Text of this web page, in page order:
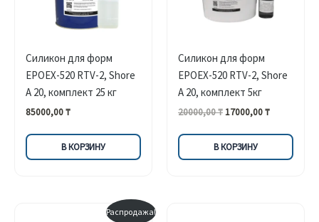
Силикон для форм
EPOEX-520 RTV-2, Shore
A 20, комплект 25 кг
85000,00₸
В КОРЗИНУ
Силикон для форм
EPOEX-520 RTV-2, Shore
A 20, комплект 5кг
20000,00₸ Первоначальная
составляла
20000,00 ₸.
17000,00₸Текущая
17000,00 ₸.
В КОРЗИНУ
Распродажа!